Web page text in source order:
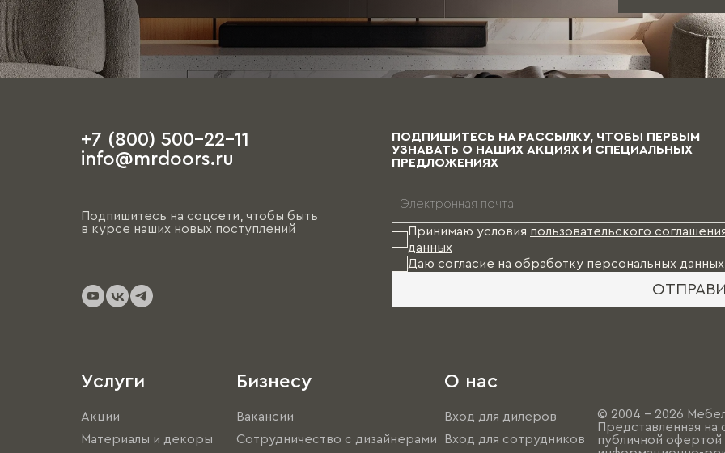
+7 (800) 500-22-11
info@mrdoors.ru
Подпишитесь на соцсети, чтобы быть
в курсе наших новых поступлений
ПОДПИШИТЕСЬ НА РАССЫЛКУ, ЧТОБЫ ПЕРВЫМ
УЗНАВАТЬ О НАШИХ АКЦИЯХ И СПЕЦИАЛЬНЫХ
ПРЕДЛОЖЕНИЯХ
Принимаю условия пользовательского
данных
Даю согласие на обработку персональных данных
Услуги
Акции
Материалы и декоры
Бизнесу
Вакансии
Сотрудничество с дизайнерами
О нас
Вход для дилеров
Вход для сотрудников
© 2004 - 2026
Представленная на
публичной офертой